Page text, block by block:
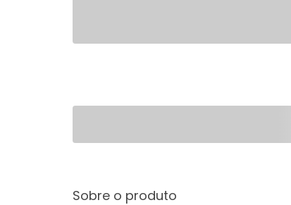
Sobre o produto